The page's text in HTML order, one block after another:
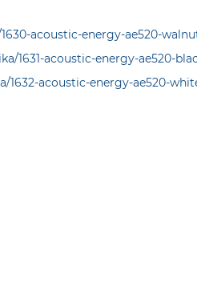
acoustic-energy-ae520-
1631-acoustic-energy-ae520-
1632-acoustic-energy-ae520-